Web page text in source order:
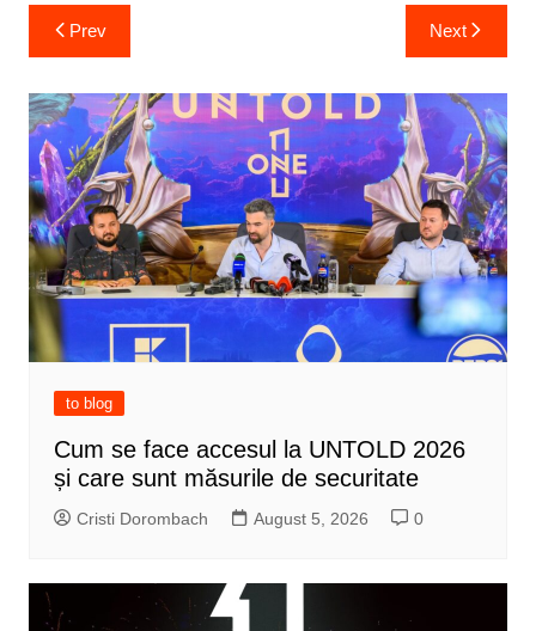
Post
navigation
Prev Next
to blog
Cum se face accesul la UNTOLD 2026
și care sunt măsurile de securitate
Cristi Dorombach August 5, 2026 0